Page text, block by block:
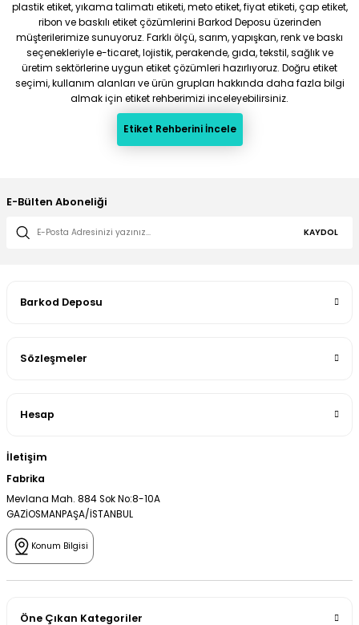
plastik etiket, yıkama talimatı etiketi, meto etiket, fiyat etiketi, çap etiket,
ribon ve baskılı etiket çözümlerini Barkod Deposu üzerinden
müşterilerimize sunuyoruz. Farklı ölçü, sarım, yapışkan, renk ve baskı
seçenekleriyle e-ticaret, lojistik, perakende, gıda, tekstil, sağlık ve
üretim sektörlerine uygun etiket çözümleri hazırlıyoruz. Doğru etiket
seçimi, kullanım alanları ve ürün grupları hakkında daha fazla bilgi
almak için etiket rehberimizi inceleyebilirsiniz.
Etiket Rehberini İncele
E-Bülten Aboneliği
KAYDOL
Barkod Deposu
Sözleşmeler
Hesap
İletişim
Fabrika
Mevlana Mah. 884 Sok No:8-10A
GAZİOSMANPAŞA/İSTANBUL
Konum Bilgisi
Öne Çıkan Kategoriler